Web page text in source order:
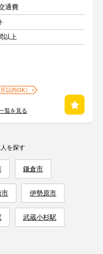
通費
以上
以内OK）
覧を見る
を探す
鎌倉市
市 伊勢原市
武蔵小杉駅